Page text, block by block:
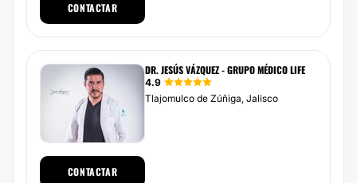
CONTACTAR
DR. JESÚS VÁZQUEZ - GRUPO MÉDICO LIFE
4.9
Tlajomulco de Zúñiga, Jalisco
CONTACTAR